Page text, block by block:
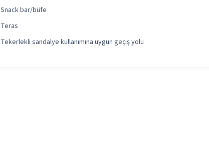
Snack bar/büfe
Teras
Tekerlekli sandalye kullanımına uygun geçiş yolu